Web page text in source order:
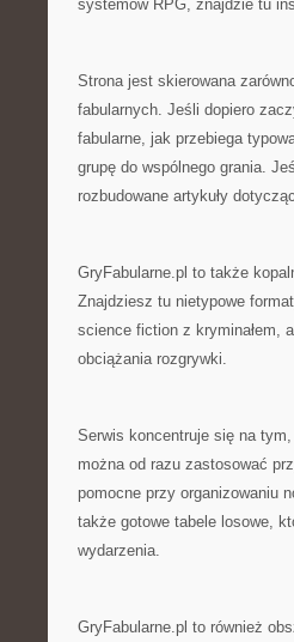
systemów RPG, znajdzie tu
Strona jest skierowana
fabularnych. Jeśli dopiero
fabularne, jak przebiega
grupę do wspólnego grania.
rozbudowane artykuły
GryFabularne.pl to także
Znajdziesz tu nietypowe
science fiction z kryminałem,
obciążania rozgrywki.
Serwis koncentruje się na
można od razu zastosować
pomocne przy organizowaniu
także gotowe tabele losowe,
wydarzenia.
GryFabularne.pl to również